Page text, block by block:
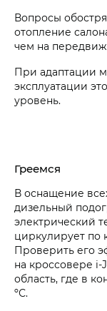
Вопросы
отопление
чем на
При адаптации
эксплуатации
уровень.
Греемся
В оснащение
дизельный
электрический
циркулирует по
Проверить его
на кроссовере
область, где в
ºС.